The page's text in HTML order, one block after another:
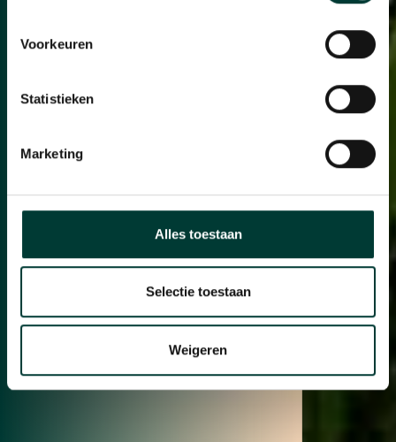
Voorkeuren
Statistieken
Marketing
Alles toestaan
Selectie toestaan
Weigeren